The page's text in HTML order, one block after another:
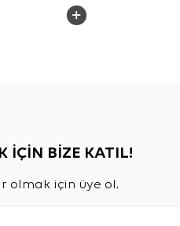
İÇİN BİZE KATIL!
olmak için üye ol.